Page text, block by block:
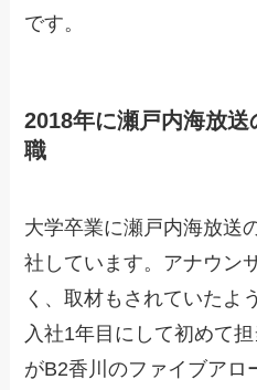
です。
2018年に瀬戸内海放
職
大学卒業に瀬戸内海放送
社しています。アナウン
く、取材もされていたよ
入社1年目にして初めて
がB2香川のファイブアロ